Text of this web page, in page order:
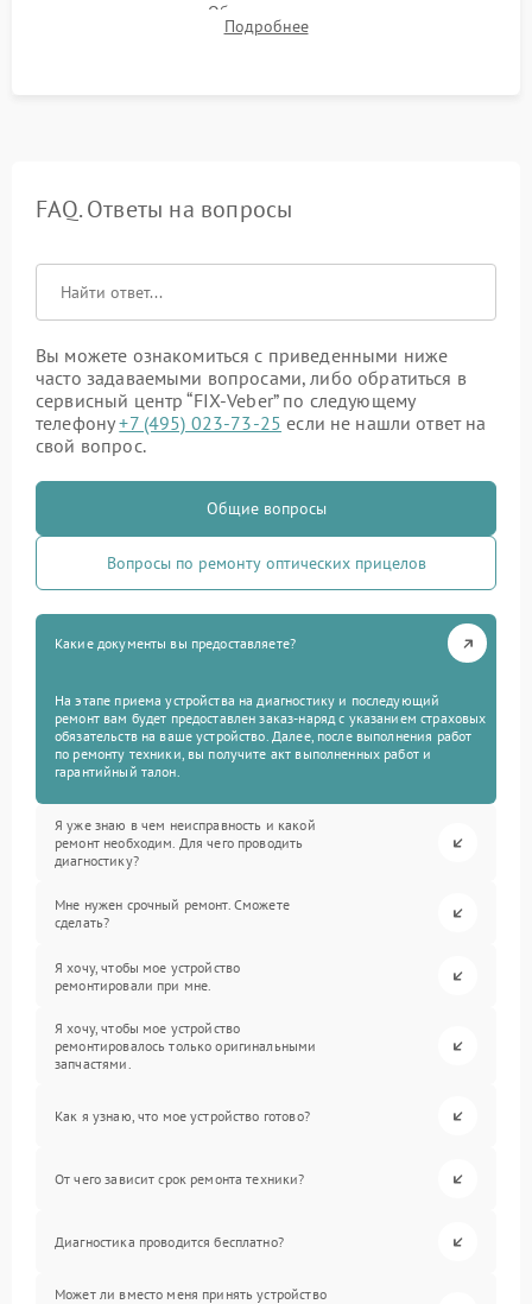
механизма поправок. Обязательное испытание прицела на
ударном стенде для проверки устойчивости к отдаче и
Подробнее
FAQ. Ответы на вопросы
Вы можете ознакомиться с приведенными ниже
часто задаваемыми вопросами, либо обратиться в
сервисный центр “FIX-Veber” по следующему
телефону+7 (495) 023-73-25 если не нашли ответ на
свой вопрос.
Общие вопросы
Вопросы по ремонту оптических прицелов
Какие документы вы предоставляете?
На этапе приема устройства на диагностику и последующий
ремонт вам будет предоставлен заказ-наряд с указанием страховых
обязательств на ваше устройство. Далее, после выполнения работ
по ремонту техники, вы получите акт выполненных работ и
гарантийный талон.
Я уже знаю в чем неисправность и какой
ремонт необходим. Для чего проводить
диагностику?
Мне нужен срочный ремонт. Сможете
сделать?
Я хочу, чтобы мое устройство
ремонтировали при мне.
Я хочу, чтобы мое устройство
ремонтировалось только оригинальными
запчастями.
Как я узнаю, что мое устройство готово?
От чего зависит срок ремонта техники?
Диагностика проводится бесплатно?
Может ли вместо меня принять устройство